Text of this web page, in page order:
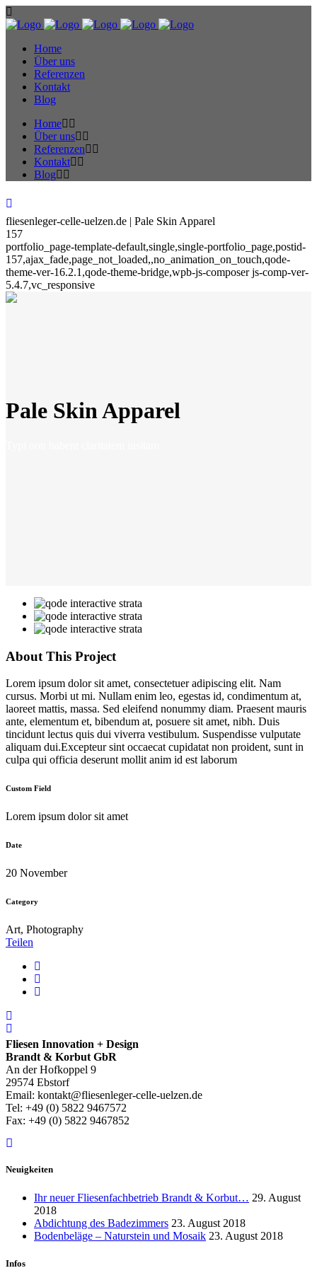
Home
Über uns
Referenzen
Kontakt
Blog
Home
Über uns
Referenzen
Kontakt
Blog
fliesenleger-celle-uelzen.de | Pale Skin Apparel
157
portfolio_page-template-default,single,single-portfolio_page,postid-
157,ajax_fade,page_not_loaded,,no_animation_on_touch,qode-
theme-ver-16.2.1,qode-theme-bridge,wpb-js-composer js-comp-ver-
5.4.7,vc_responsive
Pale Skin Apparel
About This Project
Lorem ipsum dolor sit amet, consectetuer adipiscing elit. Nam
cursus. Morbi ut mi. Nullam enim leo, egestas id, condimentum at,
laoreet mattis, massa. Sed eleifend nonummy diam. Praesent mauris
ante, elementum et, bibendum at, posuere sit amet, nibh. Duis
tincidunt lectus quis dui viverra vestibulum. Suspendisse vulputate
aliquam dui.Excepteur sint occaecat cupidatat non proident, sunt in
culpa qui officia deserunt mollit anim id est laborum
Custom Field
Lorem ipsum dolor sit amet
Date
20 November
Category
Art, Photography
Teilen
Fliesen Innovation + Design
Brandt & Korbut GbR
An der Hofkoppel 9
29574 Ebstorf
Email: kontakt@fliesenleger-celle-uelzen.de
Tel: +49 (0) 5822 9467572
Fax: +49 (0) 5822 9467852
Neuigkeiten
Ihr neuer Fliesenfachbetrieb Brandt & Korbut… 29. August
2018
Abdichtung des Badezimmers 23. August 2018
Bodenbeläge – Naturstein und Mosaik 23. August 2018
Infos